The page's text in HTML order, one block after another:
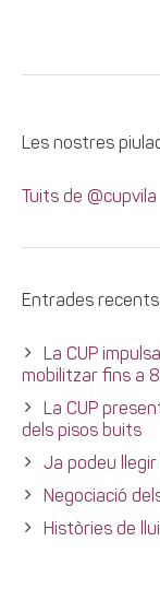
Les nostres
Tuits de @cupvila
Entrades recents
La CUP
mobilitzar fins a
La CUP
dels pisos buits
Ja podeu
Negociació
Històries de